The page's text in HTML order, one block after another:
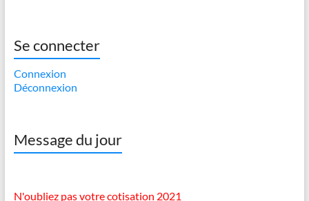
Se connecter
Connexion
Déconnexion
Message du jour
N'oubliez pas votre cotisation 2021